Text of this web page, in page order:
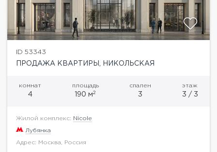
ID 53343
ПРОДАЖА КВАРТИРЫ, НИКОЛЬСКАЯ
комнат
4
площадь
190 м2
спален
3
этаж
3 / 3
Жилой комплекс: Nicole
Лубянка
Адрес: Москва, Россия